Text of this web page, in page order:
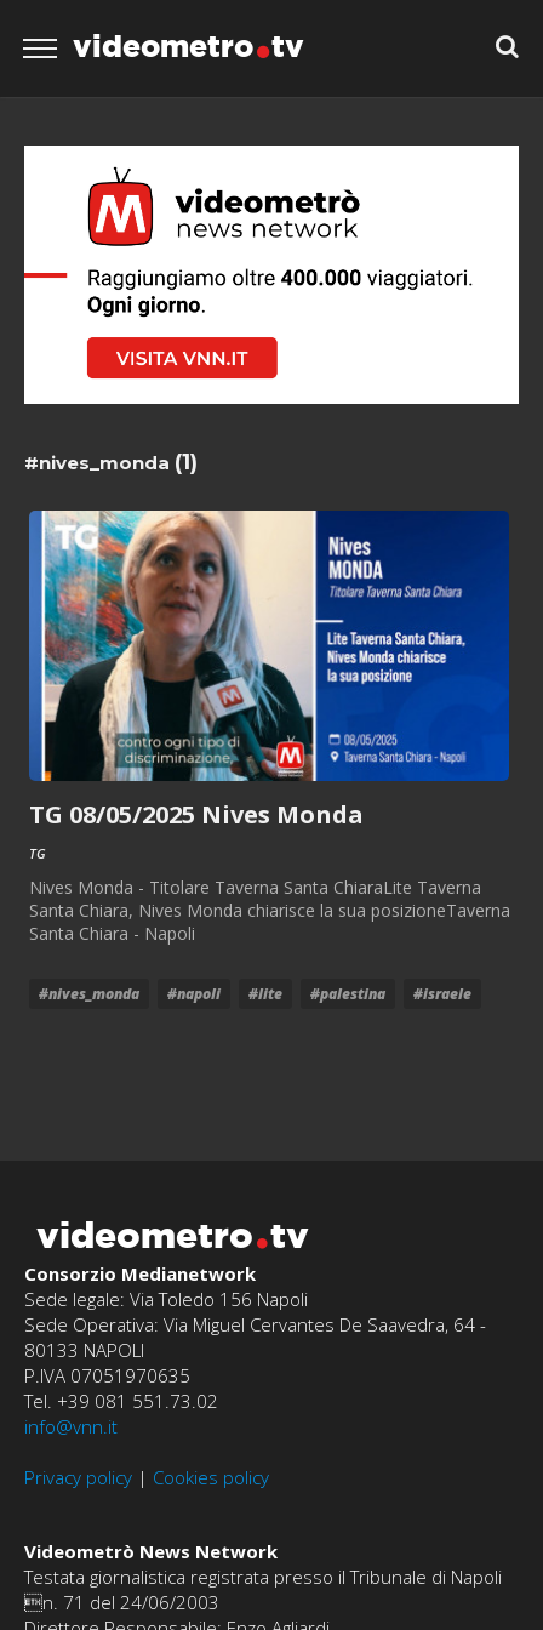
videometro tv
#nives_monda (1)
TG 08/05/2025 Nives Monda
TG
Nives Monda - Titolare Taverna Santa ChiaraLite Taverna
Santa Chiara, Nives Monda chiarisce la sua posizioneTaverna
Santa Chiara - Napoli
#nives_monda #napoli #lite #palestina #israele
videometro tv
Consorzio Medianetwork
Sede legale: Via Toledo 156 Napoli
Sede Operativa: Via Miguel Cervantes De Saavedra, 64 -
80133 NAPOLI
P.IVA 07051970635
Tel. +39 081 551.73.02
info@vnn.it
Privacy policy | Cookies policy
Videometrò News Network
Testata giornalistica registrata presso il Tribunale di Napoli
n. 71 del 24/06/2003